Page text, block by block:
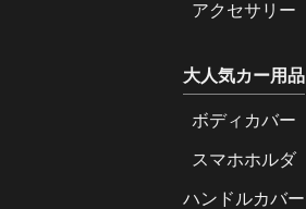
アクセサリー
大人気カー用品
ボディカバー
スマホホルダ
ハンドルカバー